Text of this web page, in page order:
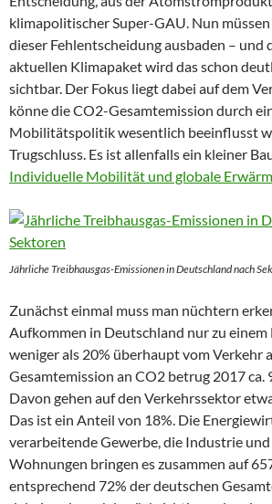
klimapolitischer Super-GAU. Nun
dieser Fehlentscheidung ausbaden – und
aktuellen Klimapaket wird das schon
sichtbar. Der Fokus liegt dabei auf dem
könne die CO2-Gesamtemission durch
Mobilitätspolitik wesentlich beeinflusst
Trugschluss. Es ist allenfalls ein kleiner
Individuelle Mobilität und globale
Jährliche Treibhausgas-Emissionen in Deutschland nach
Zunächst einmal muss man nüchtern
Aufkommen in Deutschland nur zu
weniger als 20% überhaupt vom Verkehr
Gesamtemission an CO2 betrug 2017 ca.
Davon gehen auf den Verkehrssektor
Das ist ein Anteil von 18%. Die
verarbeitende Gewerbe, die Industrie
Wohnungen bringen es zusammen auf
entsprechend 72% der deutschen